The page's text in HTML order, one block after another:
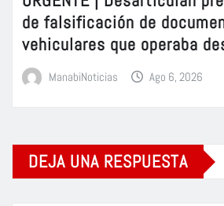
de falsificación de
vehiculares que operaba
ManabiNoticias Ago 6, 2026
DEJA UNA RESPUESTA